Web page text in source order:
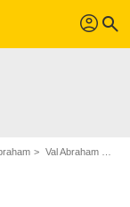
profil search
Val Abraham en DVD Blu Ray